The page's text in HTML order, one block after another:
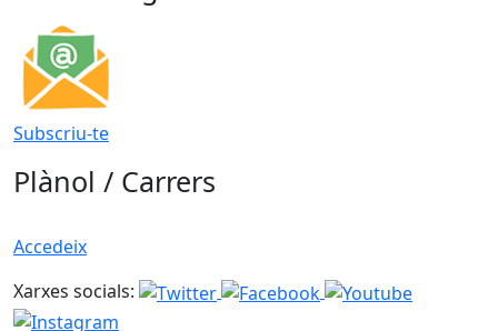
Subscriu-te
Plànol / Carrers
Accedeix
Xarxes socials: